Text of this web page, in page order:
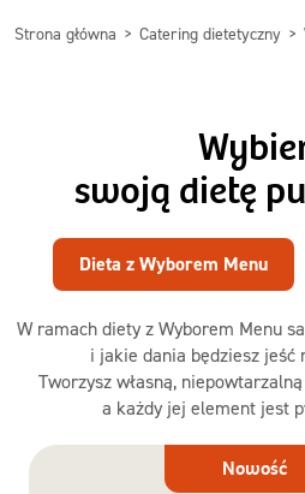
Strona główna Catering dietetyczny
swoją dietę
W ramach diety z Wyborem Menu
i jakie dania będziesz jeść
Tworzysz własną,
a każdy jej element jest
Dieta z Wyborem Menu
Dieta
Nowość